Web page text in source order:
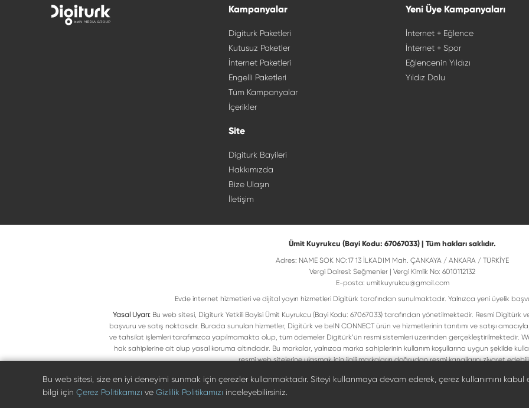
Kampanyalar
Digiturk Paketleri
Kutusuz Paketler
İnternet Paketleri
Engelli Paketleri
Tüm Kampanyalar
İçerikler
Site
Digiturk Bayileri
Hakkımızda
Bize Ulaşın
İletişim
Yeni Üye Kampanyaları
İnternet + Eğlence
İnternet + Spor
Eğlencenin Yıldızı
Yıldız Dolu
Ümit Kuyrukcu (Bayi Kodu: 67067033) | Tüm hakları saklıdır.
Adres: NAME SOK NO:17 13 İLKADIM Mah. ÇANKAYA / ANKARA / TÜRKİYE
Vergi Dairesi: Seğmenler | Vergi Kimlik No: 6010112132
E-posta: umitkuyrukcu@gmail.com
Evde internet hizmetleri ve dijital yayın hizmetleri Digitürk tarafından sunulmaktadır. Yalnızca yeni üyelik
Yasal Uyarı:Bu web sitesi, Digiturk Yetkili Bayisi Ümit Kuyrukcu (Bayi Kodu: 67067033) tarafından yönetilmektedir. Resmi Digitürk
başvuru ve satış noktasıdır. Burada sunulan hizmetler, Digitürk ve beIN CONNECT ürün ve hizmetlerinin tanıtımı ve satışı
ve tahsilat işlemleri tarafımızca yapılmamakta olup, tüm ödemeler Digitürk’ün resmi sistemleri üzerinden gerçekleştirilmektedir.
hak sahiplerine ait olup yasal koruma altındadır. Bu markalar, yalnızca marka sahiplerinin kullanım koşullarına uygun şekilde
resmi web sitelerine ulaşmak için ilgili markaların doğrudan resmi kanallarını ziyaret
Digiturk resmî bayi listesinde doğrulayın
Bu web sitesi, size en iyi deneyimi sunmak için çerezler kullanmaktadır. Siteyi kullanmaya devam ederek, çerez kullanımını kabul
bilgi için Çerez Politikamızı ve Gizlilik Politikamızı inceleyebilirsiniz.